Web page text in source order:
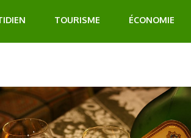
TOURISME ÉCONOMIE